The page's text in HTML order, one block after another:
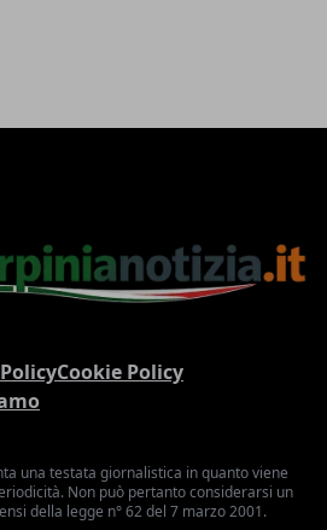
Cookie Policy
una testata giornalistica in quanto viene
Non può pertanto considerarsi un
della legge n° 62 del 7 marzo 2001.